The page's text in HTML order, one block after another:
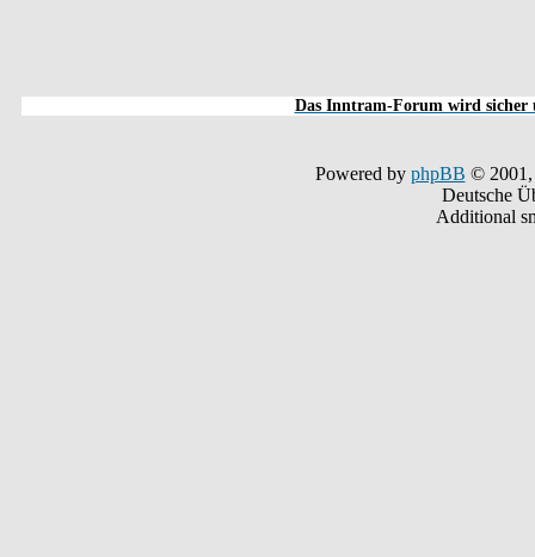
Das Inntram-Forum wird sicher
Powered by phpBB © 2001,
Deutsche
Additional